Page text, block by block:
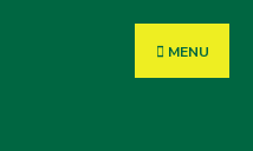
MENU